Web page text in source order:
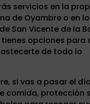
servicios en la
de Oyambre o en
San Vicente de la
opciones para
de todo lo
si vas a pasar el
comida, protección